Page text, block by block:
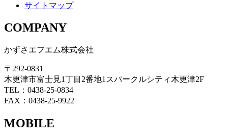
サイトマップ
COMPANY
かずさエフエム株式会社
〒292-0831
木更津市富士見1丁目2番地1スパークルシティ木更津2F
TEL：0438-25-0834
FAX：0438-25-9922
MOBILE